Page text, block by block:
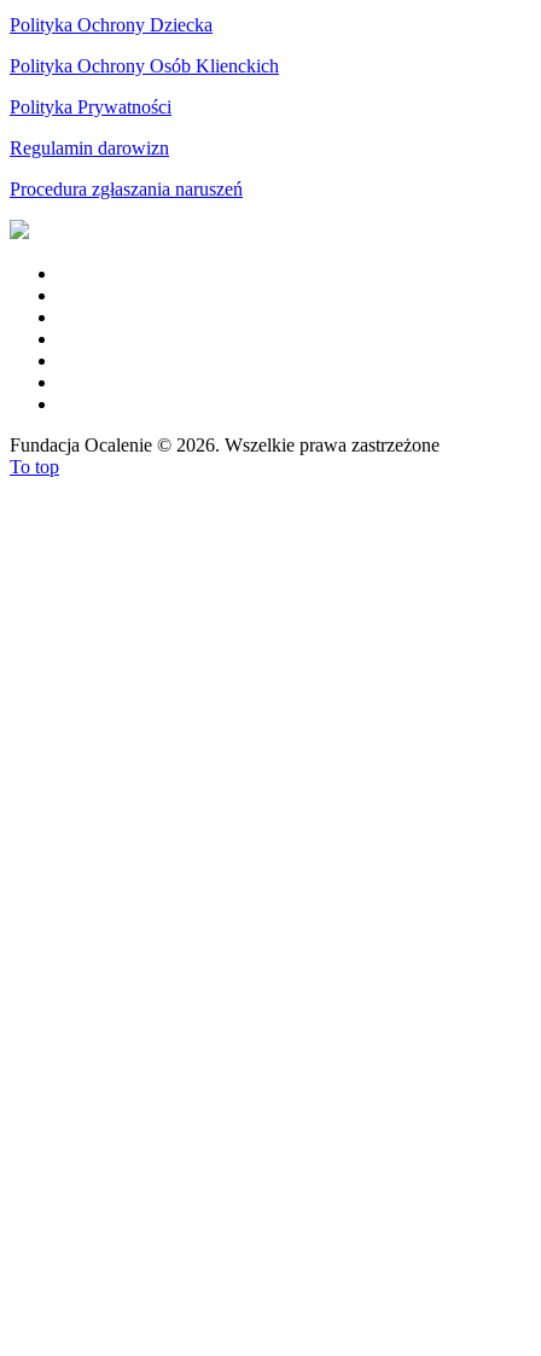
Polityka Ochrony Dziecka
Polityka Ochrony Osób Klienckich
Polityka Prywatności
Regulamin darowizn
Procedura zgłaszania naruszeń
Fundacja Ocalenie © 2026. Wszelkie prawa zastrzeżone
To top